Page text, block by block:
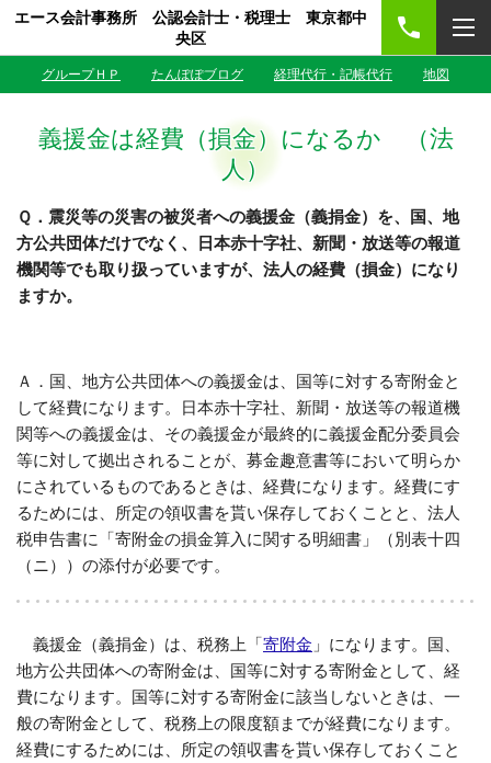
エース会計事務所 公認会計士・税理士 東京都中
央区
グループＨＰ たんぽぽブログ 経理代行・記帳代行 地図
義援金は経費（損金）になるか （法
人）
Ｑ．震災等の災害の被災者への義援金（義捐金）を、国、地
方公共団体だけでなく、日本赤十字社、新聞・放送等の報道
機関等でも取り扱っていますが、法人の経費（損金）になり
ますか。
Ａ．国、地方公共団体への義援金は、国等に対する寄附金と
して経費になります。日本赤十字社、新聞・放送等の報道機
関等への義援金は、その義援金が最終的に義援金配分委員会
等に対して拠出されることが、募金趣意書等において明らか
にされているものであるときは、経費になります。経費にす
るためには、所定の領収書を貰い保存しておくことと、法人
税申告書に「寄附金の損金算入に関する明細書」（別表十四
（ニ））の添付が必要です。
義援金（義捐金）は、税務上「寄附金 」になります。国、
地方公共団体への寄附金は、国等に対する寄附金として、経
費になります。国等に対する寄附金に該当しないときは、一
般の寄附金として、税務上の限度額までが経費になります。
経費にするためには、所定の領収書を貰い保存しておくこと